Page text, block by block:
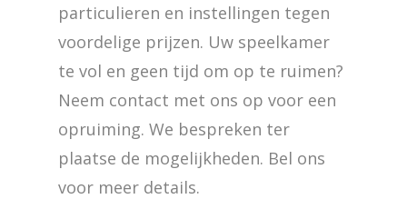
particulieren en instellingen tegen
voordelige prijzen. Uw speelkamer
te vol en geen tijd om op te ruimen?
Neem contact met ons op voor een
opruiming. We bespreken ter
plaatse de mogelijkheden. Bel ons
voor meer details.